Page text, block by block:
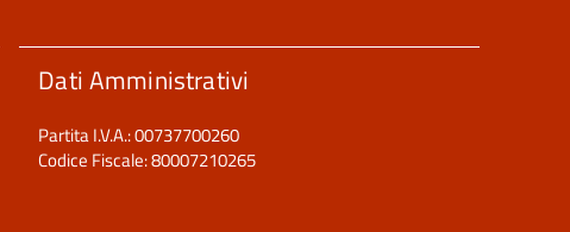
Dati Amministrativi
Partita I.V.A.: 00737700260
Codice Fiscale: 80007210265